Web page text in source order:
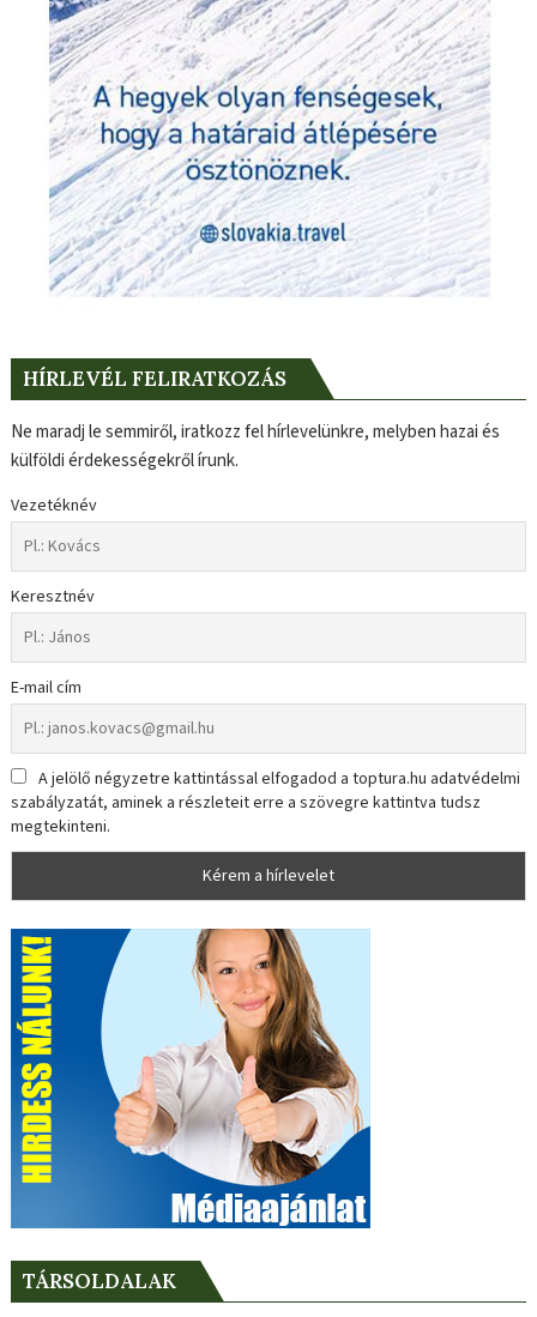
HÍRLEVÉL FELIRATKOZÁS
Ne maradj le semmiről, iratkozz fel hírlevelünkre, melyben hazai és
külföldi érdekességekről írunk.
Vezetéknév
Keresztnév
E-mail cím
A jelölő négyzetre kattintással elfogadod a toptura.hu adatvédelmi
szabályzatát, aminek a részleteit erre a szövegre kattintva tudsz
megtekinteni.
TÁRSOLDALAK